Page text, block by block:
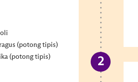
(potong tipis)
(potong tipis)